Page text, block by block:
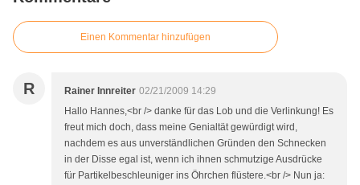
Einen Kommentar hinzufügen
R Rainer Innreiter 02/21/2009 14:29
Hallo Hannes,<br /> danke für das Lob und die Verlinkung! Es
freut mich doch, dass meine Genialtät gewürdigt wird,
nachdem es aus unverständlichen Gründen den Schnecken
in der Disse egal ist, wenn ich ihnen schmutzige Ausdrücke
für Partikelbeschleuniger ins Öhrchen flüstere.<br /> Nun ja: